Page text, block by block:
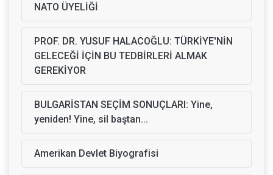
NATO ÜYELİĞİ
PROF. DR. YUSUF HALACOĞLU: TÜRKİYE'NİN
GELECEĞİ İÇİN BU TEDBİRLERİ ALMAK
GEREKİYOR
BULGARİSTAN SEÇİM SONUÇLARI: Yine,
yeniden! Yine, sil baştan...
Amerikan Devlet Biyografisi